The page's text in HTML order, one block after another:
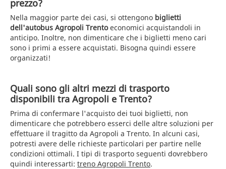
prezzo?
Nella maggior parte dei casi, si ottengono biglietti
dell'autobus Agropoli Trentoeconomici acquistandoli in
anticipo. Inoltre, non dimenticare che i biglietti meno cari
sono i primi a essere acquistati. Bisogna quindi essere
organizzati!
Quali sono gli altri mezzi di trasporto
disponibili tra Agropoli e Trento?
Prima di confermare l'acquisto dei tuoi biglietti, non
dimenticare che potrebbero esserci delle altre soluzioni per
effettuare il tragitto da Agropoli a Trento. In alcuni casi,
potresti avere delle richieste particolari per partire nelle
condizioni ottimali. I tipi di trasporto seguenti dovrebbero
quindi interessarti: treno Agropoli Trento.